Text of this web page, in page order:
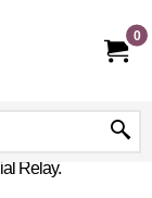
0
Relay.